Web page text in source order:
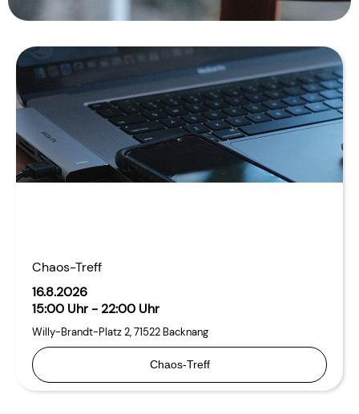
Chaos-Treff
16.8.2026
15:00 Uhr - 22:00 Uhr
Willy-Brandt-Platz 2,71522 Backnang
Chaos-Treff